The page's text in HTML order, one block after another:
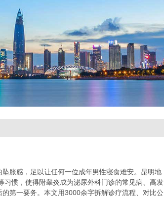
胀感，足以让任何一位成年男性寝食难安。昆明地
惯，使得附睾炎成为泌尿外科门诊的常见病、高发
第一要务。本文用3000余字拆解诊疗流程、对比公